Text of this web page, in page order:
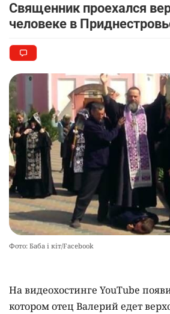
Священник проехался
человеке в
Фото: Баба і кіт/Facebook
На видеохостинге YouTube
котором отец Валерий едет